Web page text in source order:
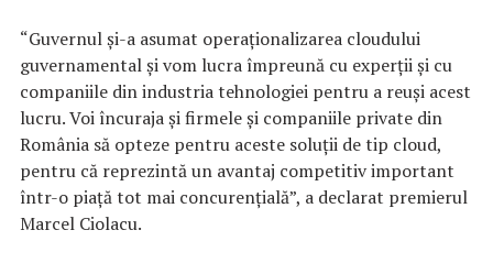
“Guvernul şi-a asumat operaţionalizarea cloudului
guvernamental şi vom lucra împreună cu experţii şi cu
companiile din industria tehnologiei pentru a reuşi acest
lucru. Voi încuraja şi firmele şi companiile private din
România să opteze pentru aceste soluţii de tip cloud,
pentru că reprezintă un avantaj competitiv important
într-o piaţă tot mai concurenţială”, a declarat premierul
Marcel Ciolacu.